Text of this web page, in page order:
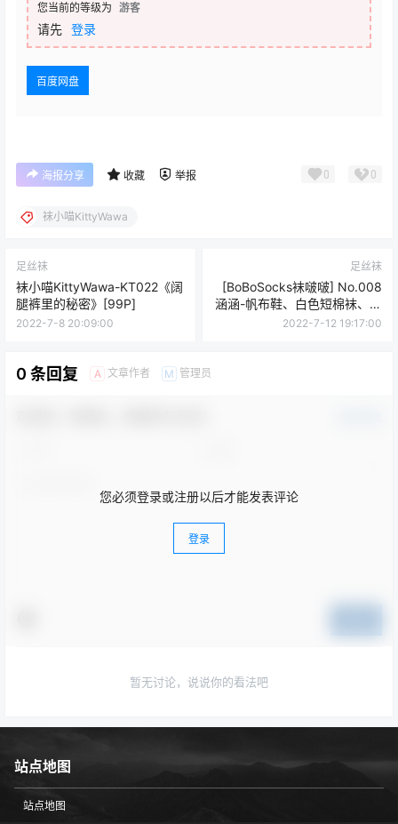
您当前的等级为 游客
请先 登录
百度网盘
海报分享 收藏 举报 0 0
袜小喵KittyWawa
足丝袜
袜小喵KittyWawa-KT022《阔
腿裤里的秘密》[99P]
2022-7-8 20:09:00
足丝袜
[BoBoSocks袜啵啵] No.008
涵涵-帆布鞋、白色短棉袜、肉
丝
2022-7-12 19:17:00
0 条回复 A 文章作者 M 管理员
您必须登录或注册以后才能发表评论
登录
暂无讨论，说说你的看法吧
站点地图
站点地图